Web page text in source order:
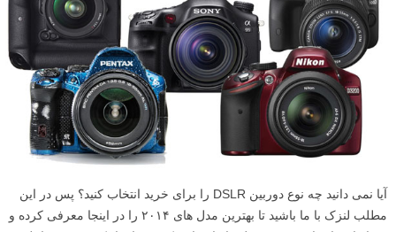
آیا نمی دانید چه نوع دوربین DSLR را برای خرید انتخاب کنید؟ پس در این
مطلب لنزک با ما باشید تا بهترین مدل های ۲۰۱۴ را در اینجا معرفی کرده و